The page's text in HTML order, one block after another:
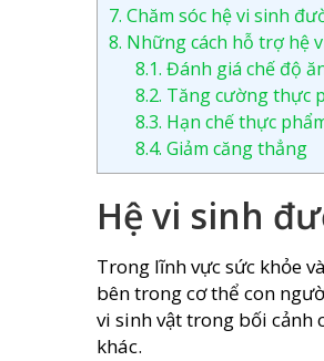
7. Chăm sóc hệ vi sinh
8. Những cách hỗ trợ hệ
8.1. Đánh giá chế độ
8.2. Tăng cường thực
8.3. Hạn chế thực
8.4. Giảm căng thẳng
Hệ vi sinh
Trong lĩnh vực sức khỏe
bên trong cơ thể con
vi sinh vật trong bối cảnh
khác.